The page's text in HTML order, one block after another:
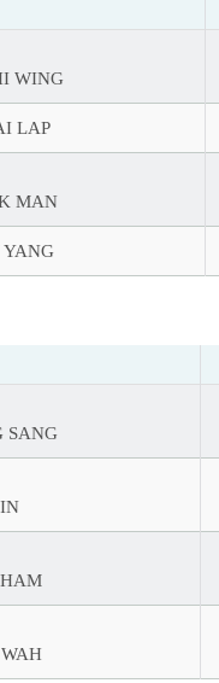
WING
LAP
MAN
SANG